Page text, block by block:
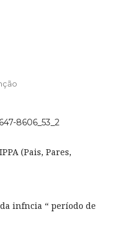
8606_53_2
(Pais, Pares,
infncia “ período de